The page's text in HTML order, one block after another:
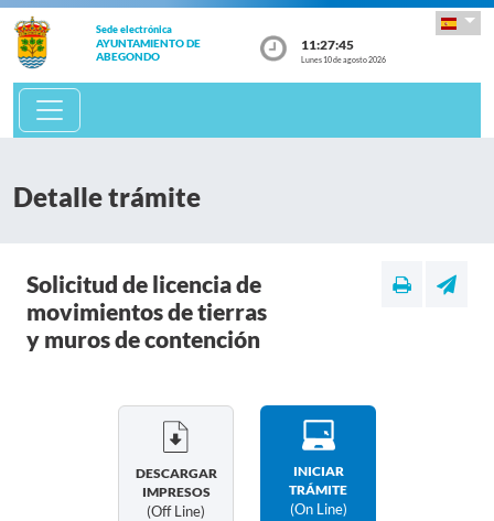
Sede electrónica
AYUNTAMIENTO DE
ABEGONDO
11:27:45
Lunes 10 de agosto 2026
Detalle trámite
Solicitud de licencia de
movimientos de tierras
y muros de contención
DESCARGAR
IMPRESOS
(off Line)
INICIAR
TRÁMITE
(on Line)